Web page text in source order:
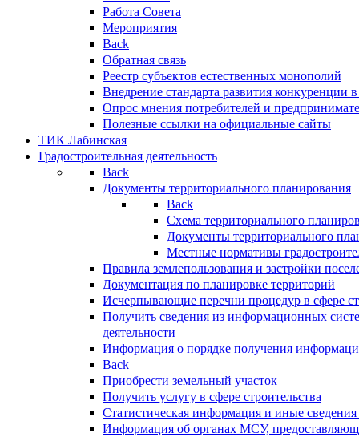
Работа Совета
Мероприятия
Back
Обратная связь
Реестр субъектов естественных монополий
Внедрение стандарта развития конкуренции
Опрос мнения потребителей и
Полезные ссылки на официальные сайты
ТИК Лабинская
Градостроительная деятельность
Back
Документы территориального планирования
Back
Схема территориального
Документы территориального
Местные нормативы
Правила землепользования и застройки
Документация по планировке территорий
Исчерпывающие перечни процедур в сфере
Получить сведения из информационных
деятельности
Информация о порядке получения
Back
Приобрести земельный участок
Получить услугу в сфере строительства
Статистическая информация и иные сведения
Информация об органах МСУ,